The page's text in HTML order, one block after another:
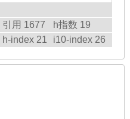
引用 1677 h指数 19
h-index 21 i10-index 26